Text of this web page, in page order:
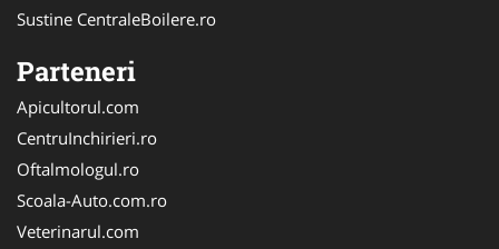
Sustine CentraleBoilere.ro
Parteneri
Apicultorul.com
CentruInchirieri.ro
Oftalmologul.ro
Scoala-Auto.com.ro
Veterinarul.com